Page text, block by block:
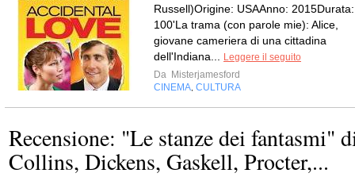
Russell)Origine: USAAnno: 2015Durata:
100'La trama (con parole mie): Alice,
giovane cameriera di una cittadina
dell'Indiana...
Leggere il seguito
Da Misterjamesford
CINEMA CULTURA
Recensione: "Le stanze dei fantasmi"
Collins, Dickens, Gaskell, Procter,...